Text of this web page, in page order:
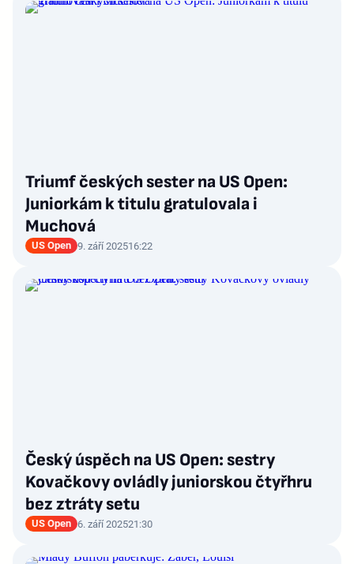
Triumf českých sester na US Open:
Juniorkám k titulu gratulovala i
Muchová
US Open 9. září 202516:22
Český úspěch na US Open: sestry
Kovačkovy ovládly juniorskou čtyřhru
bez ztráty setu
US Open 6. září 202521:30